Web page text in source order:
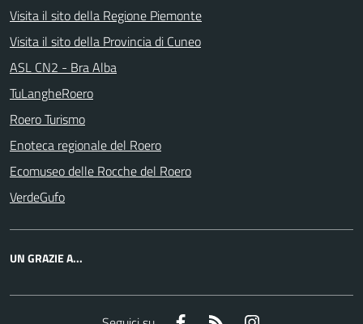
Visita il sito della Regione Piemonte
Visita il sito della Provincia di Cuneo
ASL CN2 - Bra Alba
TuLangheRoero
Roero Turismo
Enoteca regionale del Roero
Ecomuseo delle Rocche del Roero
VerdeGufo
UN GRAZIE A...